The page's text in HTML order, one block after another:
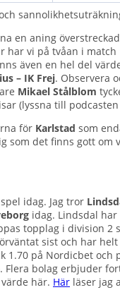
en aning
har vi på tvåan i match
även en hel del
– IK Frej. Observera
Mikael Stålblom
(lyssna till podcasten
för Karlstad som
som det finns gott om
idag. Jag tror
idag. Lindsdal
topplag i division 2
sist och har
1.70 på Nordicbet och
Flera bolag erbjuder
här. Här läser jag